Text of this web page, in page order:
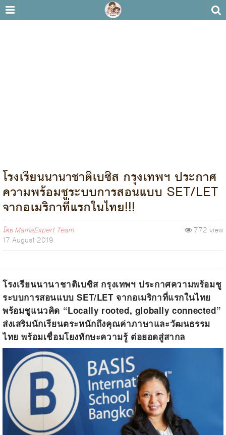
โรงเรียนนานาชาติเบซิส กรุงเทพฯ ประกาศ
ความพร้อมชูระบบการสอนแบบ SET/LET
จากอเมริกาที่แรกในไทย!!!
โดยMamaExpert Team
17 August 2019
772 view
โรงเรียนนานาชาติเบซิส กรุงเทพฯ ประกาศความพร้อมชู
ระบบการสอนแบบSET/LETจากอเมริกาที่แรกในไทย
พร้อมชูแนวคิด “Locally rooted, globally connected”
ส่งเสริมนักเรียนตระหนักถึงคุณค่าภาษาและวัฒนธรรม
ไทย พร้อมเชื่อมโยงทักษะความรู้ ต่อยอดสู่สากล